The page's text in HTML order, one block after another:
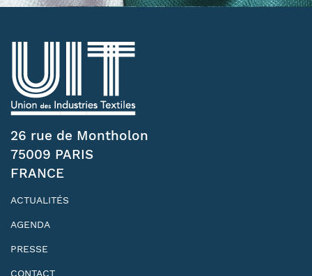
26 rue de Montholon
75009 PARIS
FRANCE
ACTUALITÉS
AGENDA
PRESSE
CONTACT